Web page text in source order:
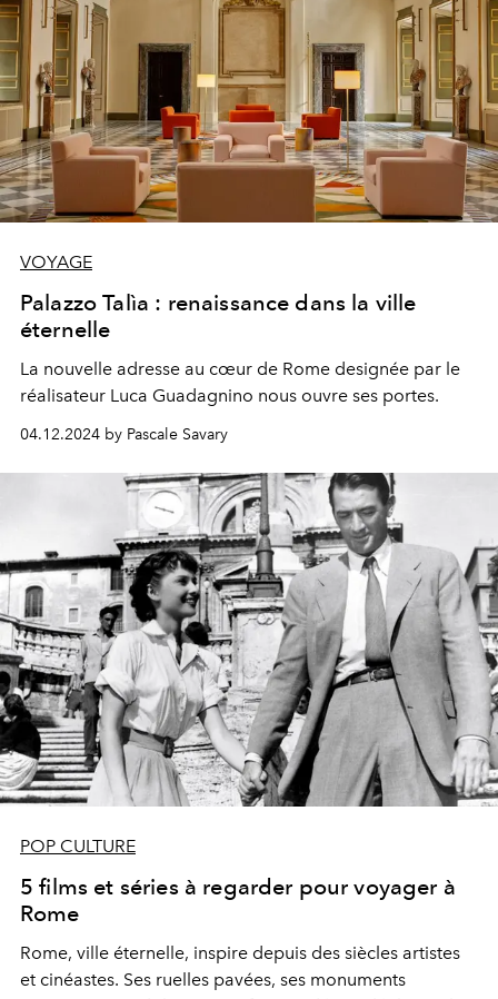
VOYAGE
Palazzo Talìa : renaissance dans la ville
éternelle
La nouvelle adresse au cœur de Rome designée par le
réalisateur Luca Guadagnino nous ouvre ses portes.
04.12.2024 by Pascale Savary
POP CULTURE
5 films et séries à regarder pour voyager à
Rome
Rome, ville éternelle, inspire depuis des siècles artistes
et cinéastes. Ses ruelles pavées, ses monuments